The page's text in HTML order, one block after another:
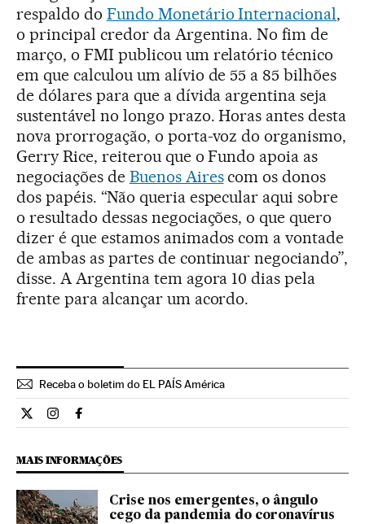
respaldo do Fundo Monetário Internacional,
o principal credor da Argentina. No fim de
março, o FMI publicou um relatório técnico
em que calculou um alívio de 55 a 85 bilhões
de dólares para que a dívida argentina seja
sustentável no longo prazo. Horas antes desta
nova prorrogação, o porta-voz do organismo,
Gerry Rice, reiterou que o Fundo apoia as
negociações de Buenos Airescom os donos
dos papéis. “Não queria especular aqui sobre
o resultado dessas negociações, o que quero
dizer é que estamos animados com a vontade
de ambas as partes de continuar negociando”,
disse. A Argentina tem agora 10 dias pela
frente para alcançar um acordo.
Receba o boletim do EL PAÍS América
Internacional El País Brasil en Twitter
Internacional El País Brasil en Instagram
Internacional El País Brasil en Facebook
MAIS INFORMAÇÕES
Crise nos emergentes, o ângulo
cego da pandemia do coronavírus